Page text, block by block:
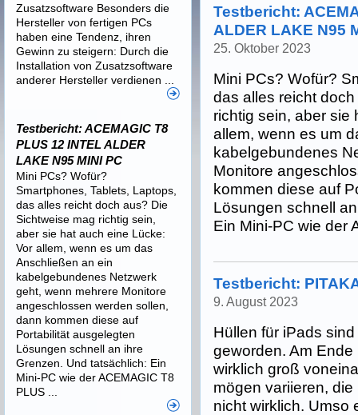
Testbericht:
ALDER LAKE N95
25. Oktober 2023
Mini PCs? Wofür?
das alles reicht
richtig sein, aber sie
allem, wenn es um
kabelgebundenes
Monitore
kommen diese auf
Lösungen schnell
Ein Mini-PC wie der
Testbericht:
9. August 2023
Hüllen für iPads
geworden. Am
wirklich groß
mögen variieren,
nicht wirklich. Umso
Zusatzsoftware Besonders die
Hersteller von fertigen PCs
haben eine Tendenz, ihren
Gewinn zu steigern: Durch die
Installation von Zusatzsoftware
anderer Hersteller verdienen ...
Testbericht: ACEMAGIC T8
PLUS 12 INTEL ALDER
LAKE N95 MINI PC
Mini PCs? Wofür?
Smartphones, Tablets, Laptops,
das alles reicht doch aus? Die
Sichtweise mag richtig sein,
aber sie hat auch eine Lücke:
Vor allem, wenn es um das
Anschließen an ein
kabelgebundenes Netzwerk
geht, wenn mehrere Monitore
angeschlossen werden sollen,
dann kommen diese auf
Portabilität ausgelegten
Lösungen schnell an ihre
Grenzen. Und tatsächlich: Ein
Mini-PC wie der ACEMAGIC T8
PLUS ...